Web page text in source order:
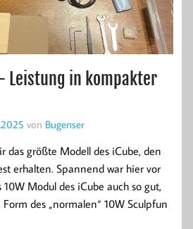
Leistung in kompakter
von Bugenser
das größte Modell des iCube, den
erhalten. Spannend war hier vor
Modul des iCube auch so gut,
des „normalen“ 10W Sculpfun